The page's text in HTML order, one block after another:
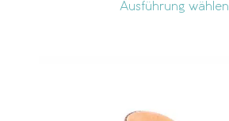
Ausführung wählen